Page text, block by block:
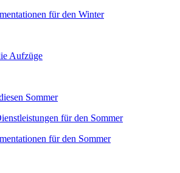
für den Winter
Aufzüge
Sommer
für den Sommer
für den Sommer